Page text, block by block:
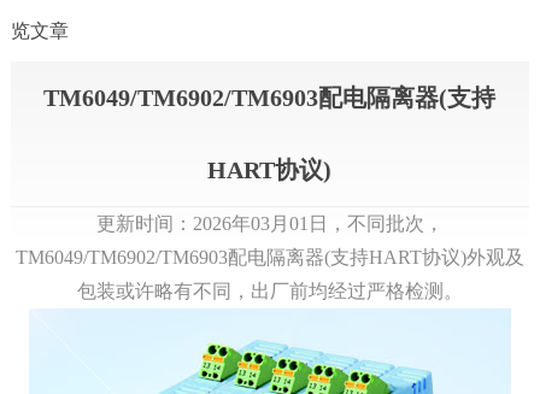
览文章
TM6049/TM6902/TM6903配电隔离器(支持
HART协议)
更新时间：2026年03月01日，不同批次，
TM6049/TM6902/TM6903配电隔离器(支持HART协议)外观及
包装或许略有不同，出厂前均经过严格检测。